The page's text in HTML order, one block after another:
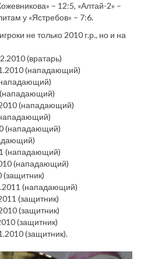
– 12:5, «Алтай-2» –
у «Ястребов» – 7:6.
не только 2010 г.р., но и на
(вратарь)
(нападающий)
(нападающий)
(нападающий)
(нападающий)
(нападающий)
(защитник)
(нападающий)
(защитник)
(защитник)
(защитник)
(защитник).